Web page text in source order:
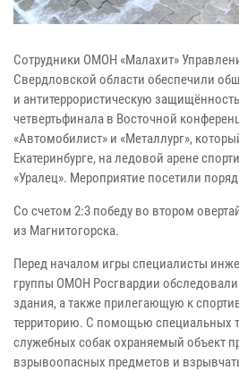
Сотрудники ОМОН «Малахит»
Свердловской области обеспечили
и антитеррористическую
четвертьфинала в Восточной
«Автомобилист» и «Металлург»,
Екатеринбурге, на ледовой арене
«Уралец». Мероприятие посетили
Со счетом 2:3 победу во втором
из Магнитогорска.
Перед началом игры специалисты
группы ОМОН Росгвардии
здания, а также прилегающую к
территорию. С помощью специальных
служебных собак охраняемый объект
взрывоопасных предметов и